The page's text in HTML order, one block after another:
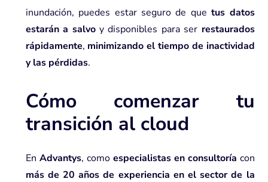
inundación, puedes estar seguro de que tus datos
estarán a salvoy disponibles para ser restaurados
rápidamente, minimizando el tiempo de inactividad
y las pérdidas.
Cómo comenzar tu
transición al cloud
En Advantys, comoespecialistas en consultoría con
más de 20 años de experiencia en el sector de la